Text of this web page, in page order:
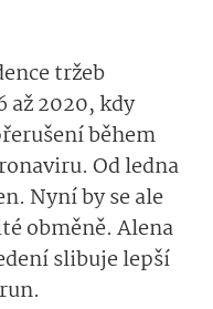
tržeb
až 2020, kdy
během
Od ledna
Nyní by se ale
obměně. Alena
slibuje lepší